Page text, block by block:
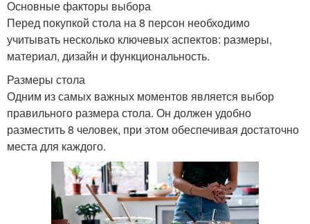
Основные факторы выбора
Перед покупкой стола на 8 персон необходимо
учитывать несколько ключевых аспектов: размеры,
материал, дизайн и функциональность.
Размеры стола
Одним из самых важных моментов является выбор
правильного размера стола. Он должен удобно
разместить 8 человек, при этом обеспечивая достаточно
места для каждого.